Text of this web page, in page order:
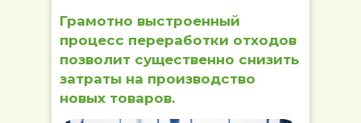
Грамотно выстроенный
процесс переработки отходов
позволит существенно снизить
затраты на производство
новых товаров.